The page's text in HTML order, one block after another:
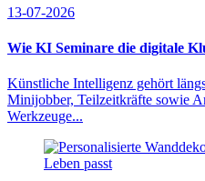
13-07-2026
Wie KI Seminare die digitale
Künstliche Intelligenz gehört
Minijobber, Teilzeitkräfte sowie
Werkzeuge...